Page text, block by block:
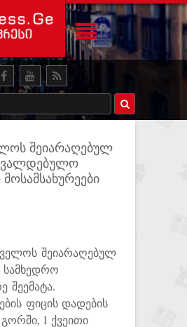
შეიარაღებულ
შეიარაღებულ
სამხედრო
შეემატა.
ფიცის დადების
I ქვეითი